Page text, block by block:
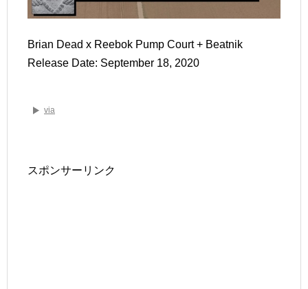
Brian Dead x Reebok Pump Court + Beatnik
Release Date: September 18, 2020
via
スポンサーリンク